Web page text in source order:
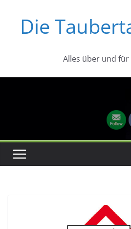
springenDie
Alles über und für